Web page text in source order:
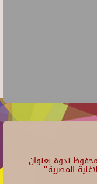
ندوة بعنوان
المصرية"